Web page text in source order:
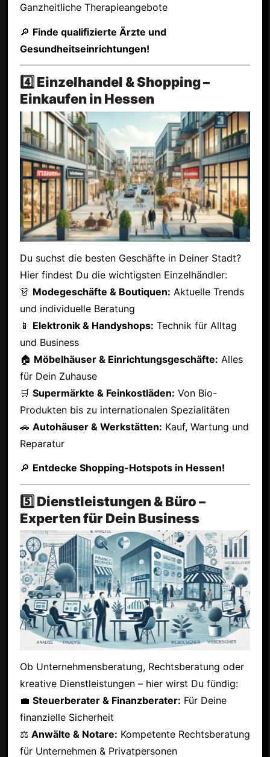
Ganzheitliche Therapieangebote
🔎 Finde qualifizierte Ärzte und
Gesundheitseinrichtungen!
4️⃣ Einzelhandel & Shopping –
Einkaufen in Hessen
Du suchst die besten Geschäfte in Deiner Stadt?
Hier findest Du die wichtigsten Einzelhändler:
👗 Modegeschäfte & Boutiquen: Aktuelle Trends
und individuelle Beratung
📱 Elektronik & Handyshops: Technik für Alltag
und Business
🏠 Möbelhäuser & Einrichtungsgeschäfte: Alles
für Dein Zuhause
🛒 Supermärkte & Feinkostläden: Von Bio-
Produkten bis zu internationalen Spezialitäten
🚗 Autohäuser & Werkstätten: Kauf, Wartung und
Reparatur
🔎 Entdecke Shopping-Hotspots in Hessen!
5️⃣ Dienstleistungen & Büro –
Experten für Dein Business
Ob Unternehmensberatung, Rechtsberatung oder
kreative Dienstleistungen – hier wirst Du fündig:
💼 Steuerberater & Finanzberater: Für Deine
finanzielle Sicherheit
⚖ Anwälte & Notare: Kompetente Rechtsberatung
für Unternehmen & Privatpersonen